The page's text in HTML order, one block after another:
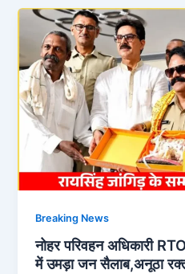
Breaking News
नोहर परिवहन अधिकारी
में उमड़ा जन सैलाब,अनूठा